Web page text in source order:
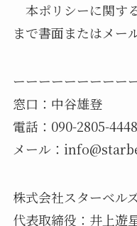
本ポリシーに関す
まで書面またはメー
ーーーーーーーーー
窓口：中谷雄登
電話：090-2805-
メール：
株式会社スターベル
代表取締役：井上遊